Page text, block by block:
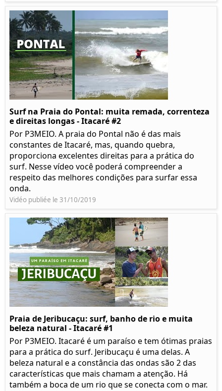
Surf na Praia do Pontal: muita remada, correnteza
e direitas longas - Itacaré #2
Por P3MEIO. A praia do Pontal não é das mais
constantes de Itacaré, mas, quando quebra,
proporciona excelentes direitas para a prática do
surf. Nesse vídeo você poderá compreender a
respeito das melhores condições para surfar essa
onda.
Vidéo publiée le 31/10/2019
Praia de Jeribucaçu: surf, banho de rio e muita
beleza natural - Itacaré #1
Por P3MEIO. Itacaré é um paraíso e tem ótimas praias
para a prática do surf. Jeribucaçu é uma delas. A
beleza natural e a constância das ondas são 2 das
características que mais chamam a atenção. Há
também a boca de um rio que se conecta com o mar.